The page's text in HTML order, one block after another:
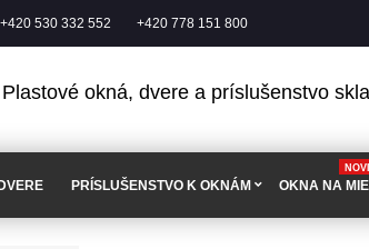
+420 530 332 552 +420 778 151 800
Plastové okná, dvere a príslušenstvo
PRÍSLUŠENSTVO K OKNÁM OKNA NA